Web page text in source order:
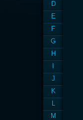
D
E
F
G
H
J
K
L
M